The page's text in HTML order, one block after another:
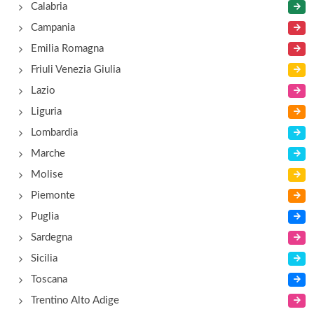
Calabria
Campania
Emilia Romagna
Friuli Venezia Giulia
Lazio
Liguria
Lombardia
Marche
Molise
Piemonte
Puglia
Sardegna
Sicilia
Toscana
Trentino Alto Adige